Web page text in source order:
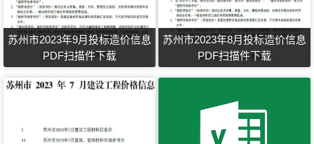
苏州市2023年9月投标造价信息
PDF扫描件下载
苏州市2023年8月投标造价信息
PDF扫描件下载